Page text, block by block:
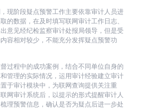
现阶段疑点预警工作主要依靠审计人员进
的数据，在及时填写联网审计工作日志、
意见经纪检监察审计处报局领导，但是受
容相对较少，不能充分发挥疑点预警功
过程中的成功案例，结合不同单位自身的
管理的实际情况，运用审计经验建立审计
于审计模块中，为联网查询提供关注重
网审计系统后，以提示的形式提醒审计人
理预警信息，确认是否为疑点后进一步处